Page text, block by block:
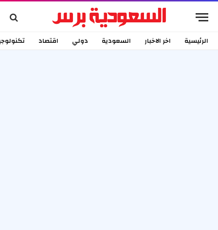
الرئيسية اخر الاخبار السعودية دولي اقتصاد